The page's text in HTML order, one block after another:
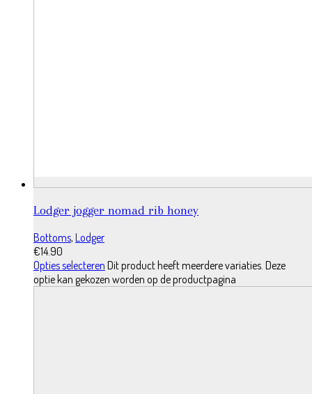
Lodger jogger nomad rib honey
Bottoms, Lodger
€14.90
Opties selecteren Dit product heeft meerdere variaties. Deze
optie kan gekozen worden op de productpagina